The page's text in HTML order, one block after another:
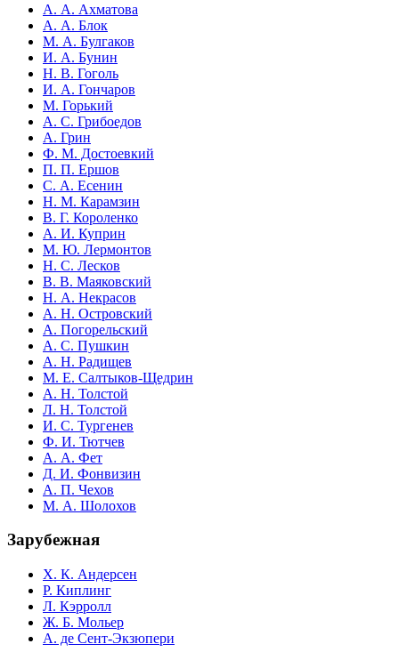
А. А. Ахматова
А. А. Блок
М. А. Булгаков
И. А. Бунин
Н. В. Гоголь
И. А. Гончаров
М. Горький
А. С. Грибоедов
А. Грин
Ф. М. Достоевкий
П. П. Ершов
С. А. Есенин
Н. М. Карамзин
В. Г. Короленко
А. И. Куприн
М. Ю. Лермонтов
Н. С. Лесков
В. В. Маяковский
Н. А. Некрасов
А. Н. Островский
А. Погорельский
А. С. Пушкин
А. Н. Радищев
М. Е. Салтыков-Щедрин
А. Н. Толстой
Л. Н. Толстой
И. С. Тургенев
Ф. И. Тютчев
А. А. Фет
Д. И. Фонвизин
А. П. Чехов
М. А. Шолохов
Зарубежная
Х. К. Андерсен
Р. Киплинг
Л. Кэрролл
Ж. Б. Мольер
А. де Сент-Экзюпери